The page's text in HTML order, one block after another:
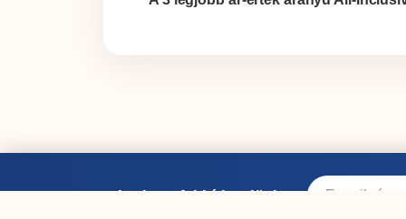
Iratkozz fel hírlevelünkre: